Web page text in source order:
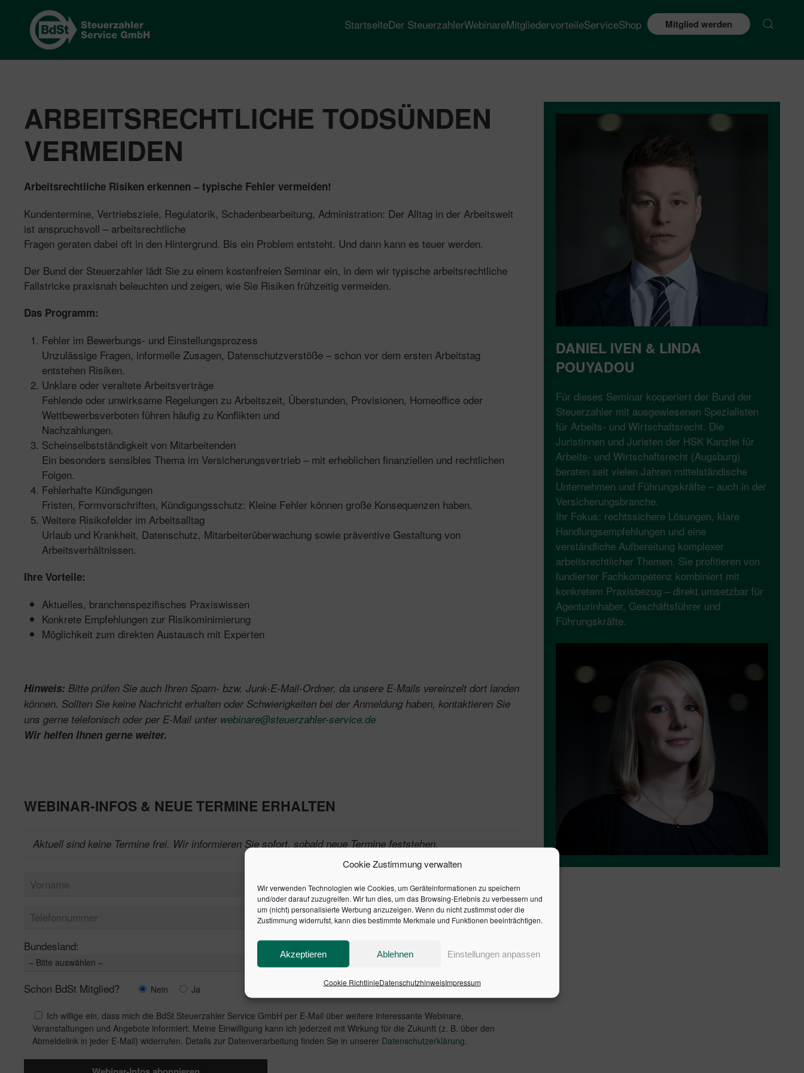
Cookie Zustimmung verwalten
Wir verwenden Technologien wie Cookies, um Geräteinformationen zu speichern
und/oder darauf zuzugreifen. Wir tun dies, um das Browsing-Erlebnis zu verbessern und
um (nicht) personalisierte Werbung anzuzeigen. Wenn du nicht zustimmst oder die
Zustimmung widerrufst, kann dies bestimmte Merkmale und Funktionen beeinträchtigen.
Akzeptieren Ablehnen Einstellungen anpassen
Cookie RichtlinieDatenschutzhinweisImpressum
StartseiteDer SteuerzahlerWebinareMitgliedervorteileServiceShop Mitglied werden
ARBEITSRECHTLICHE TODSÜNDEN
VERMEIDEN
Arbeitsrechtliche Risiken erkennen – typische Fehler vermeiden!
Kundentermine, Vertriebsziele, Regulatorik, Schadenbearbeitung, Administration: Der Alltag in der Arbeitswelt
ist anspruchsvoll – arbeitsrechtliche
Fragen geraten dabei oft in den Hintergrund. Bis ein Problem entsteht. Und dann kann es teuer werden.
Der Bund der Steuerzahler lädt Sie zu einem kostenfreien Seminar ein, in dem wir typische arbeitsrechtliche
Fallstricke praxisnah beleuchten und zeigen, wie Sie Risiken frühzeitig vermeiden.
Das Programm:
Fehler im Bewerbungs- und Einstellungsprozess
Unzulässige Fragen, informelle Zusagen, Datenschutzverstöße – schon vor dem ersten Arbeitstag
entstehen Risiken.
Unklare oder veraltete Arbeitsverträge
Fehlende oder unwirksame Regelungen zu Arbeitszeit, Überstunden, Provisionen, Homeoffice oder
Wettbewerbsverboten führen häufig zu Konflikten und
Nachzahlungen.
Scheinselbstständigkeit von Mitarbeitenden
Ein besonders sensibles Thema im Versicherungsvertrieb – mit erheblichen finanziellen und rechtlichen
Folgen.
Fehlerhafte Kündigungen
Fristen, Formvorschriften, Kündigungsschutz: Kleine Fehler können große Konsequenzen haben.
Weitere Risikofelder im Arbeitsalltag
Urlaub und Krankheit, Datenschutz, Mitarbeiterüberwachung sowie präventive Gestaltung von
Arbeitsverhältnissen.
Ihre Vorteile:
Aktuelles, branchenspezifisches Praxiswissen
Konkrete Empfehlungen zur Risikominimierung
Möglichkeit zum direkten Austausch mit Experten
Hinweis: Bitte prüfen Sie auch Ihren Spam- bzw. Junk-E-Mail-Ordner, da unsere E-Mails vereinzelt dort landen
können. Sollten Sie keine Nachricht erhalten oder Schwierigkeiten bei der Anmeldung haben, kontaktieren Sie
uns gerne telefonisch oder per E-Mail unter webinare@steuerzahler-service.de
Wir helfen Ihnen gerne weiter.
WEBINAR-INFOS & NEUE TERMINE ERHALTEN
Aktuell sind keine Termine frei. Wir informieren Sie sofort, sobald neue Termine feststehen.
Bundesland:
Schon BdSt Mitglied? Nein Ja
Ich willige ein, dass mich die BdSt Steuerzahler Service GmbH per E-Mail über weitere interessante Webinare,
Veranstaltungen und Angebote informiert. Meine Einwilligung kann ich jederzeit mit Wirkung für die Zukunft (z. B. über den
Abmeldelink in jeder E-Mail) widerrufen. Details zur Datenverarbeitung finden Sie in unserer Datenschutzerklärung
DANIEL IVEN & LINDA
POUYADOU
Für dieses Seminar kooperiert der Bund der
Steuerzahler mit ausgewiesenen Spezialisten
für Arbeits- und Wirtschaftsrecht. Die
Juristinnen und Juristen der HSK Kanzlei für
Arbeits- und Wirtschaftsrecht (Augsburg)
beraten seit vielen Jahren mittelständische
Unternehmen und Führungskräfte – auch in der
Versicherungsbranche.
Ihr Fokus: rechtssichere Lösungen, klare
Handlungsempfehlungen und eine
verständliche Aufbereitung komplexer
arbeitsrechtlicher Themen. Sie profitieren von
fundierter Fachkompetenz kombiniert mit
konkretem Praxisbezug – direkt umsetzbar für
Agenturinhaber, Geschäftsführer und
Führungskräfte.